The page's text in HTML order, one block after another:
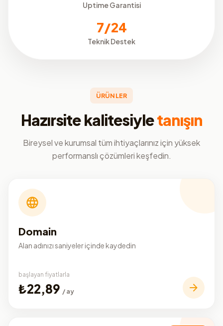
Uptime Garantisi
7/24
Teknik Destek
ÜRÜNLER
Hazırsite kalitesiyletanışın
Bireysel ve kurumsal tüm ihtiyaçlarınız için yüksek
performanslı çözümleri keşfedin.
Domain
Alan adınızı saniyeler içinde kaydedin
başlayan fiyatlarla
₺22,89 / ay